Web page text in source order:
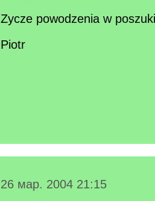
Zycze powodzenia w
Piotr
26 мар. 2004 21:15